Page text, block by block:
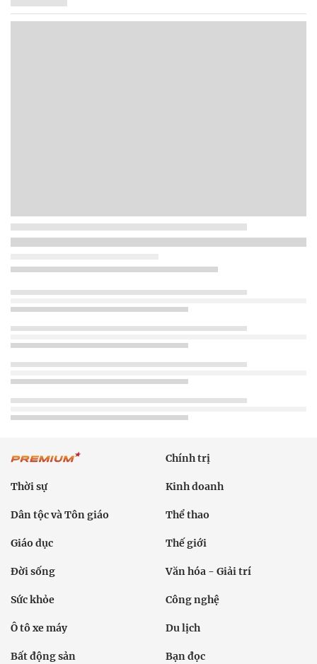
Chính trị
Thời sự Kinh doanh
Dân tộc và Tôn giáo Thể thao
Giáo dục Thế giới
Đời sống Văn hóa - Giải trí
Sức khỏe Công nghệ
Ô tô xe máy Du lịch
Bất động sản Bạn đọc